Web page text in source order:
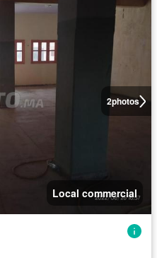
2photos
Local commercial